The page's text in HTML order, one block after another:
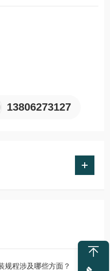
13806273127
规程涉及哪些方面？